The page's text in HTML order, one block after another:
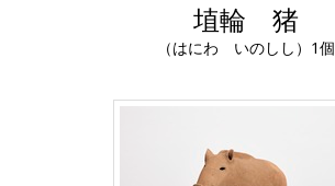
埴輪 猪
（はにわ いのしし）1個